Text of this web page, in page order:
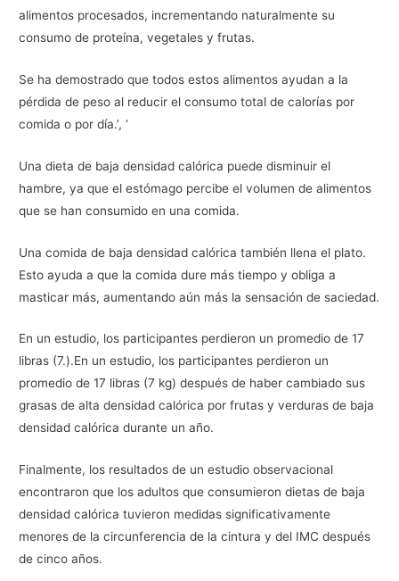
alimentos procesados, incrementando naturalmente su
consumo de proteína, vegetales y frutas.
Se ha demostrado que todos estos alimentos ayudan a la
pérdida de peso al reducir el consumo total de calorías por
comida o por día.’, ‘
Una dieta de baja densidad calórica puede disminuir el
hambre, ya que el estómago percibe el volumen de alimentos
que se han consumido en una comida.
Una comida de baja densidad calórica también llena el plato.
Esto ayuda a que la comida dure más tiempo y obliga a
masticar más, aumentando aún más la sensación de saciedad.
En un estudio, los participantes perdieron un promedio de 17
libras (7.).En un estudio, los participantes perdieron un
promedio de 17 libras (7 kg) después de haber cambiado sus
grasas de alta densidad calórica por frutas y verduras de baja
densidad calórica durante un año.
Finalmente, los resultados de un estudio observacional
encontraron que los adultos que consumieron dietas de baja
densidad calórica tuvieron medidas significativamente
menores de la circunferencia de la cintura y del IMC después
de cinco años.